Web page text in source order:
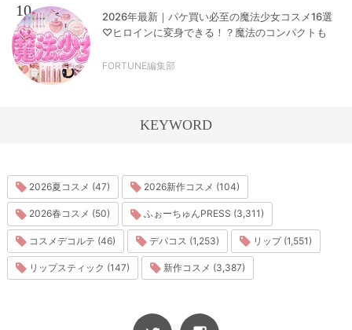
10
2026年最新｜パケ買い必至の魔法少女コスメ16選
♡ヒロインに変身できる！？魔法のコンパクトも
FORTUNE編集部
KEYWORD
2026夏コスメ (47) 2026新作コスメ (104)
2026春コスメ (50) ふぉーちゅんPRESS (3,311)
コスメデコルテ (46) デパコス (1,253) リップ (1,551)
リップスティック (147) 新作コスメ (3,387)